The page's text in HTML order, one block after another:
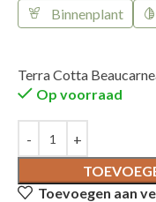
Binnenplant
Terra Cotta
Op voorraad
Toevoegen aan